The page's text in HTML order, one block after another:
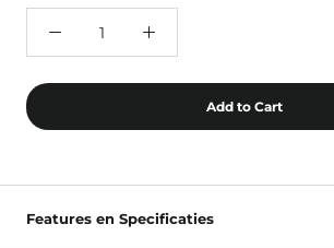
Add to Cart
Features en Specificaties